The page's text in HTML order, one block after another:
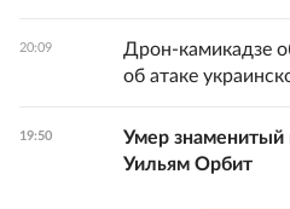
20:09
Дрон-камикадзе
об атаке
19:50
Умер
Уильям Орбит